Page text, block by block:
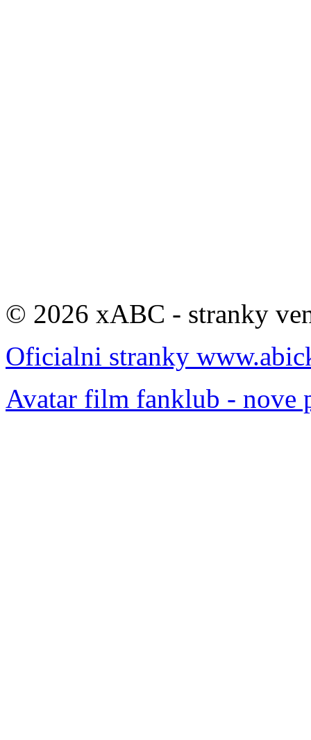
© 2026 xABC - stranky
Oficialni stranky
Avatar film fanklub - nove